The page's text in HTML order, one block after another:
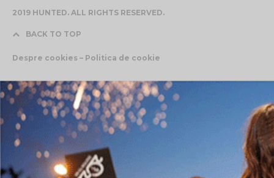
2019 HUNTED. ALL RIGHTS RESERVED.
BACK TO TOP
Despre cookies – Politica de cookie